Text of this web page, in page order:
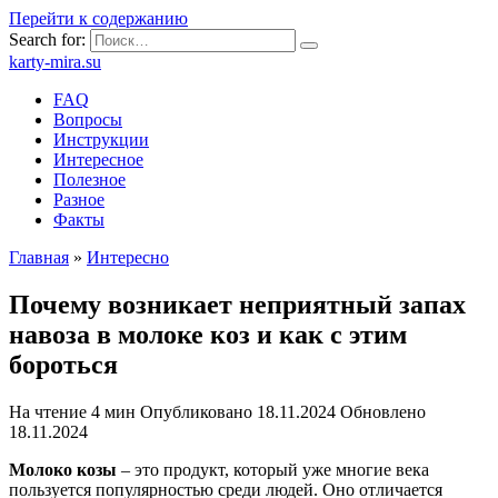
Перейти к содержанию
Search for:
karty-mira.su
FAQ
Вопросы
Инструкции
Интересное
Полезное
Разное
Факты
Главная » Интересно
Почему возникает неприятный запах
навоза в молоке коз и как с этим
бороться
На чтение 4 мин Опубликовано 18.11.2024 Обновлено
18.11.2024
Молоко козы – это продукт, который уже многие века
пользуется популярностью среди людей. Оно отличается